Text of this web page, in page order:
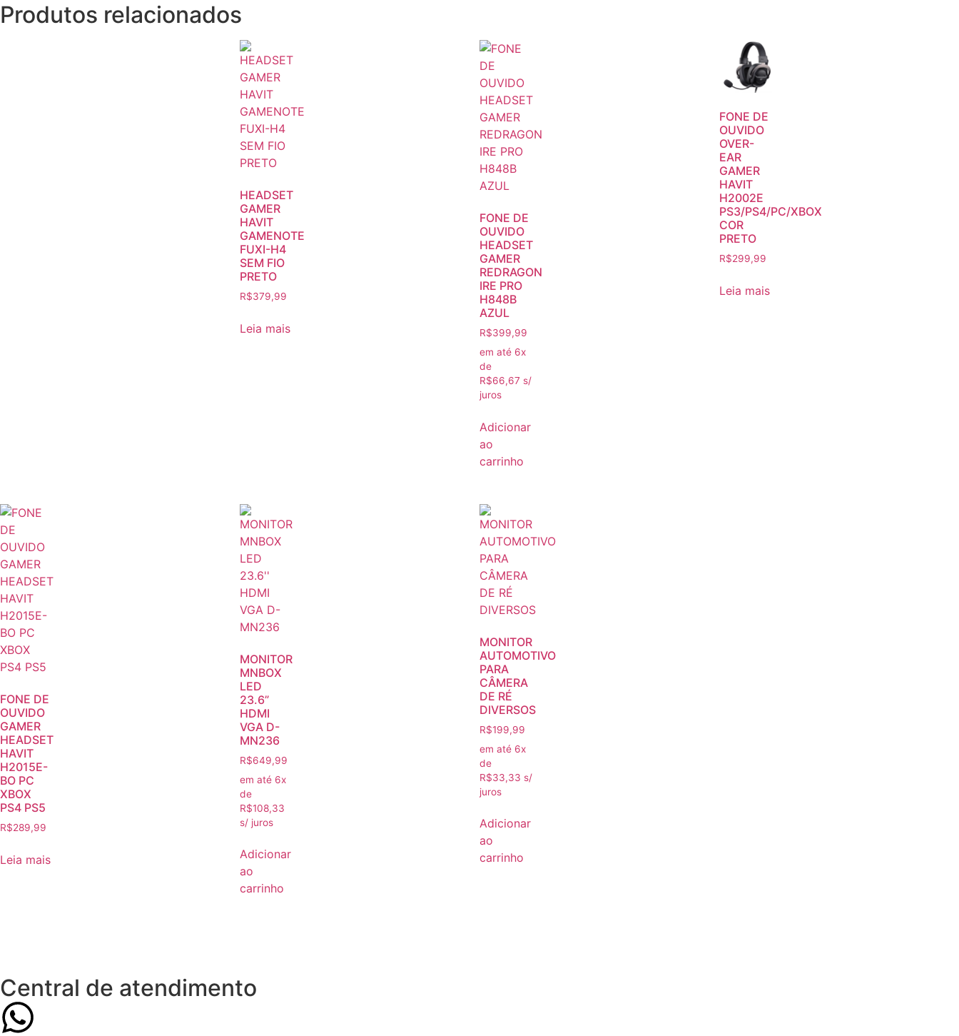
Produtos relacionados
HEADSET
GAMER
HAVIT
GAMENOTE
FUXI-H4
SEM FIO
PRETO
R$379,99
Leia mais
FONE DE
OUVIDO
HEADSET
GAMER
REDRAGON
IRE PRO
H848B
AZUL
R$399,99
em até 6x
de
R$66,67 s/
juros
Adicionar
ao
carrinho
FONE DE
OUVIDO
OVER-
EAR
GAMER
HAVIT
H2002E
PS3/PS4/PC/XBOX
COR
PRETO
R$299,99
Leia mais
FONE DE
OUVIDO
GAMER
HEADSET
HAVIT
H2015E-
BO PC
XBOX
PS4 PS5
R$289,99
Leia mais
MONITOR
MNBOX
LED
23.6”
HDMI
VGA D-
MN236
R$649,99
em até 6x
de
R$108,33
s/ juros
Adicionar
ao
carrinho
MONITOR
AUTOMOTIVO
PARA
CÂMERA
DE RÉ
DIVERSOS
R$199,99
em até 6x
de
R$33,33 s/
juros
Adicionar
ao
carrinho
Central de atendimento